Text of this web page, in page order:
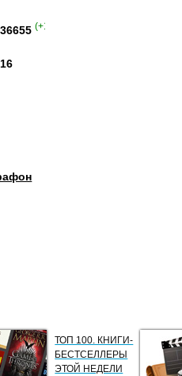
(+1)
ТОП 100. КНИГИ-
БЕСТСЕЛЛЕРЫ
ЭТОЙ НЕДЕЛИ